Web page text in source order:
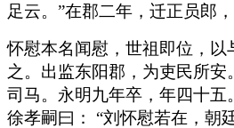
足云。”在郡二年，迁正员郎
怀慰本名闻慰，世祖即位，以
之。出监东阳郡，为吏民所安
司马。永明九年卒，年四十五
徐孝嗣曰： “刘怀慰若在，朝